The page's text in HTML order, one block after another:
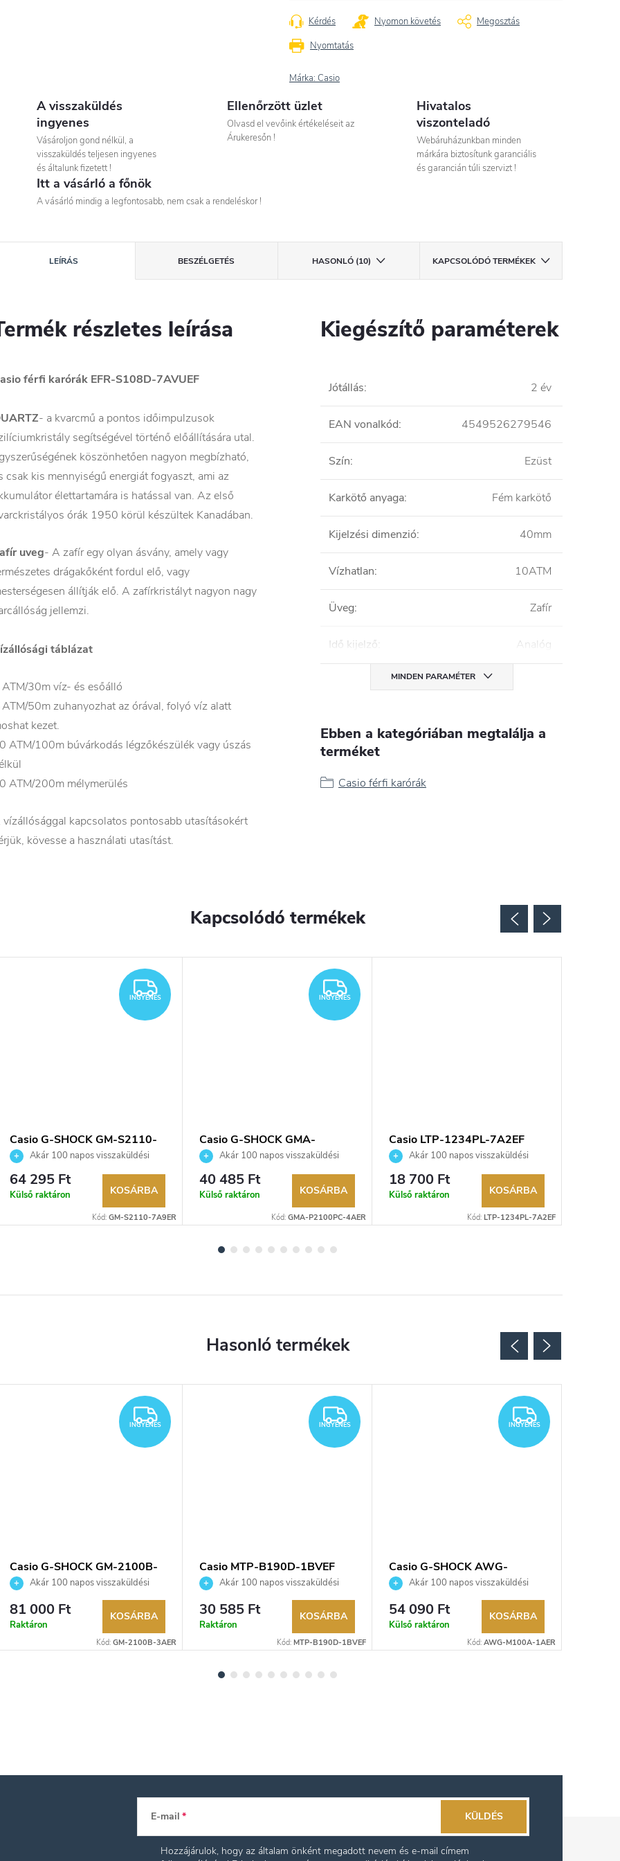
Nyomtatás
Kérdés Nyomon követés Megosztás
Márka: Casio
A visszaküldés
ingyenes
Vásároljon gond nélkül, a
visszaküldés teljesen ingyenes
és általunk fizetett !
Ellenőrzött üzlet
Olvasd el vevőink értékeléseit az
Árukeresőn !
Hivatalos
viszonteladó
Webáruházunkban minden
márkára biztosítunk garanciális
és garancián túli szervizt !
Itt a vásárló a főnök
A vásárló mindig a legfontosabb, nem csak a rendeléskor !
LEÍRÁS BESZÉLGETÉS HASONLÓ (10) KAPCSOLÓDÓ TERMÉKEK
részletes leírása
férfi karórák EFR-S108D-7AVUEF
- a kvarcmű a pontos időimpulzusok
segítségével történő előállítására utal.
köszönhetően nagyon megbízható,
csak kis mennyiségű energiát fogyaszt, ami az
élettartamára is hatással van. Az első
órák 1950 körül készültek Kanadában.
uveg- A zafír egy olyan ásvány, amely vagy
drágakőként fordul elő, vagy
állítják elő. A zafírkristályt nagyon nagy
jellemzi.
táblázat
30m víz- és esőálló
50m zuhanyozhat az órával, folyó víz alatt
kezet.
ATM/100m búvárkodás légzőkészülék vagy úszás
ATM/200m mélymerülés
vízállósággal kapcsolatos pontosabb utasításokért
kövesse a használati utasítást.
Kiegészítő paraméterek
Jótállás: 2 év
EAN vonalkód: 4549526279546
Szín: Ezüst
Karkötő anyaga: Fém karkötő
Kijelzési dimenzió: 40mm
Vízhatlan: 10ATM
Üveg: Zafír
Idő kijelző: Analóg
MINDEN PARAMÉTER
Ebben a kategóriában megtalálja a
terméket
Casio férfi karórák
Kapcsolódó termékek
INGYENES
INGYENES
Casio G-SHOCK GM-S2110-
7A9ER karóra
Akár 100 napos visszaküldési
lehetőség. Hivatalos márkakereskedő.
64 295 Ft
Külső raktáron KOSÁRBA
Kód: GM-S2110-7A9ER
INGYENES
INGYENES
Casio G-SHOCK GMA-
P2100PC-4AER karóra
Akár 100 napos visszaküldési
lehetőség. Hivatalos márkakereskedő.
40 485 Ft
Külső raktáron KOSÁRBA
Kód: GMA-P2100PC-4AER
Casio LTP-1234PL-7A2EF
karóraAkár 100 napos visszaküldési
lehetőség. Hivatalos márkakereskedő.
18 700 Ft
Külső raktáron KOSÁRBA
Kód: LTP-1234PL-7A2EF
INGYENES
INGYENES
Casio G-SHOCK GM-2100B-
3AER karóra
Akár 100 napos visszaküldési
lehetőség. Hivatalos márkakereskedő.
81 000 Ft
Raktáron
KOSÁRBA
Kód: GM-2100B-3AER
INGYENES
INGYENES
Casio MTP-B190D-1BVEF
karóraAkár 100 napos visszaküldési
lehetőség. Hivatalos márkakereskedő.
30 585 Ft
Raktáron
KOSÁRBA
Kód: MTP-B190D-1BVEF
INGYENES
INGYENES
Casio G-SHOCK AWG-
M100A-1AER karóra
Akár 100 napos visszaküldési
lehetőség. Hivatalos márkakereskedő.
54 090 Ft
Külső raktáron
KOSÁRBA
Kód: AWG-M100A-1AER
E-mail
Hozzájárulok, hogy az általam önként megadott nevem és e-mail címem
KÜLDÉS